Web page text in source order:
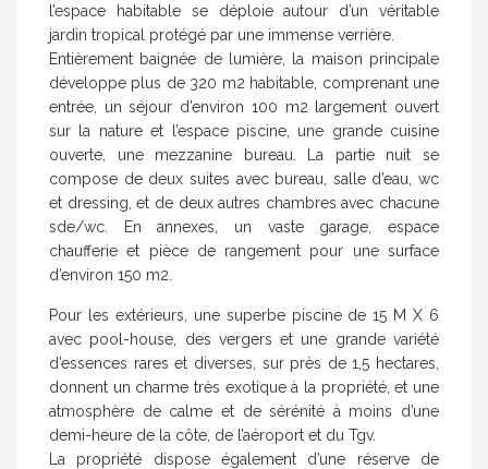
l’espace habitable se déploie autour d’un véritable
jardin tropical protégé par une immense verrière.
Entièrement baignée de lumière, la maison principale
développe plus de 320 m2 habitable, comprenant une
entrée, un séjour d’environ 100 m2 largement ouvert
sur la nature et l’espace piscine, une grande cuisine
ouverte, une mezzanine bureau. La partie nuit se
compose de deux suites avec bureau, salle d’eau, wc
et dressing, et de deux autres chambres avec chacune
sde/wc. En annexes, un vaste garage, espace
chaufferie et pièce de rangement pour une surface
d’environ 150 m2.
Pour les extérieurs, une superbe piscine de 15 M X 6
avec pool-house, des vergers et une grande variété
d’essences rares et diverses, sur près de 1,5 hectares,
donnent un charme très exotique à la propriété, et une
atmosphère de calme et de sérénité à moins d’une
demi-heure de la côte, de l’aéroport et du Tgv.
La propriété dispose également d’une réserve de